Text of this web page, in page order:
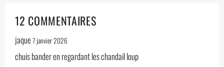
12 COMMENTAIRES
jaque 7 janvier 2026
chuis bander en regardant les chandail loup